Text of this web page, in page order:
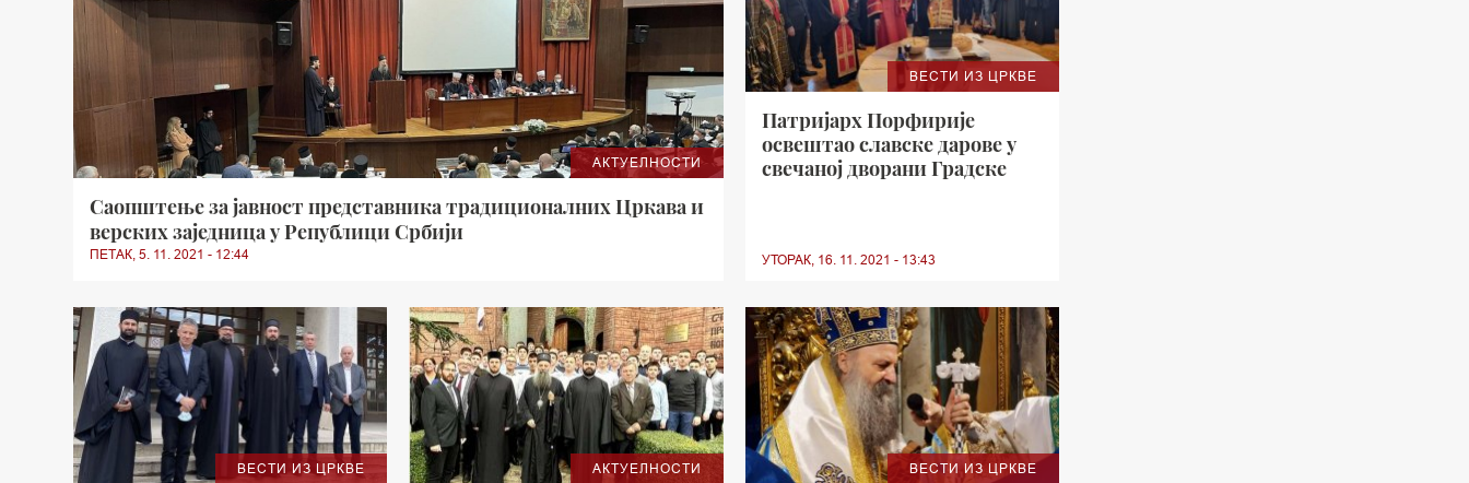
АКТУЕЛНОСТИ
Саопштење за јавност представника традиционалних Цркава и
верских заједница у Републици Србији
ПЕТАК, 5. 11. 2021 - 12:44
ВЕСТИ ИЗ ЦРКВЕ
Патријарх Порфирије
освештао славске дарове у
свечаној дворани Градске
УТОРАК, 16. 11. 2021 - 13:43
ВЕСТИ ИЗ ЦРКВЕ АКТУЕЛНОСТИ ВЕСТИ ИЗ ЦРКВЕ